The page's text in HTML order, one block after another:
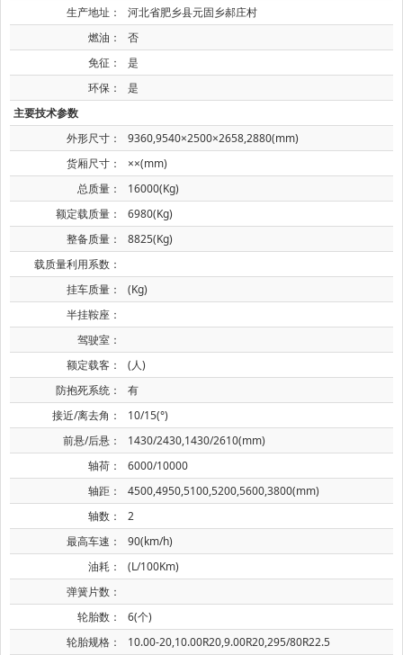
生产地址：
河北省肥乡县元固乡郝庄村
燃油：
否
免征：
是
环保：
是
主要技术参数
外形尺寸：
9360,9540×2500×2658,2880(mm)
货厢尺寸：
××(mm)
总质量：
16000(Kg)
额定载质量：
6980(Kg)
整备质量：
8825(Kg)
载质量利用系数：
挂车质量：
(Kg)
半挂鞍座：
驾驶室：
额定载客：
(人)
防抱死系统：
有
接近/离去角：
10/15(°)
前悬/后悬：
1430/2430,1430/2610(mm)
轴荷：
6000/10000
轴距：
4500,4950,5100,5200,5600,3800(mm)
轴数：
2
最高车速：
90(km/h)
油耗：
(L/100Km)
弹簧片数：
轮胎数：
6(个)
轮胎规格：
10.00-20,10.00R20,9.00R20,295/80R22.5